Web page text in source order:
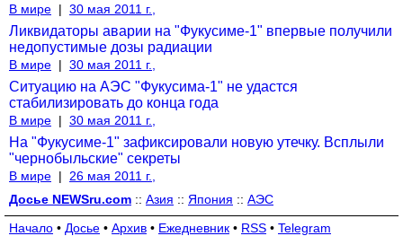
В мире | 30 мая 2011 г.,
Ликвидаторы аварии на "Фукусиме-1" впервые получили
недопустимые дозы радиации
В мире | 30 мая 2011 г.,
Ситуацию на АЭС "Фукусима-1" не удастся
стабилизировать до конца года
В мире | 30 мая 2011 г.,
На "Фукусиме-1" зафиксировали новую утечку. Всплыли
"чернобыльские" секреты
В мире |
26 мая 2011 г.,
Досье NEWSru.com :: Азия :: Япония :: АЭС
Начало • Досье • Архив • Ежедневник • RSS • Telegram